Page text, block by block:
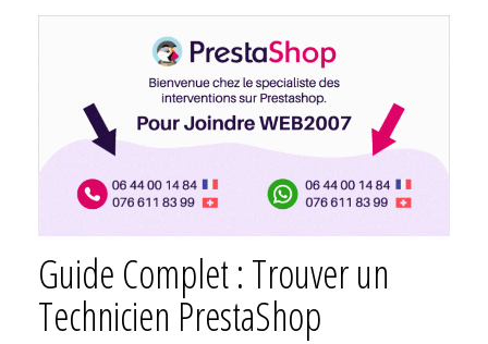
Guide Complet : Trouver un
Technicien PrestaShop